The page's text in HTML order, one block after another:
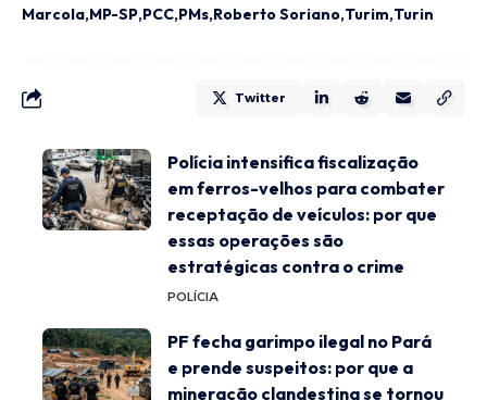
Marcola MP-SP PCC PMs Roberto Soriano Turim Turin
Twitter
Polícia intensifica fiscalização
em ferros-velhos para combater
receptação de veículos: por que
essas operações são
estratégicas contra o crime
POLÍCIA
PF fecha garimpo ilegal no Pará
e prende suspeitos: por que a
mineração clandestina se tornou